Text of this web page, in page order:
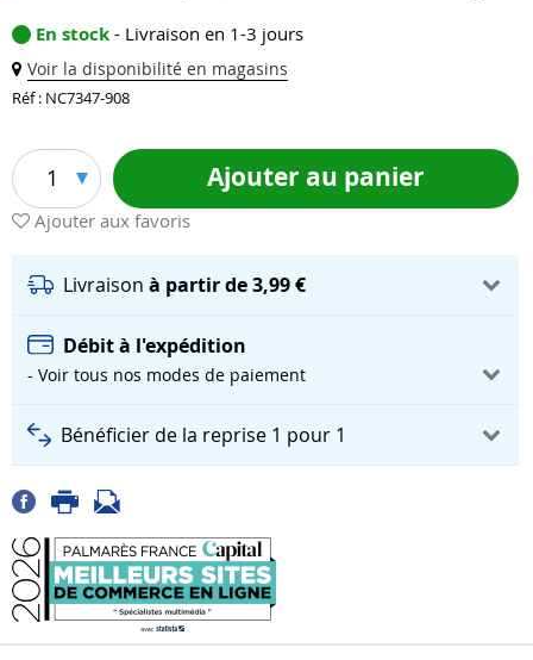
En stock - Livraison en 1-3 jours
Voir la disponibilité en magasins
Réf : NC7347-908
1 Ajouter au panier
Ajouter aux favoris
Livraison à partir de 3,99 €
Débit à l'expédition
- Voir tous nos modes de paiement
Bénéficier de la reprise 1 pour 1